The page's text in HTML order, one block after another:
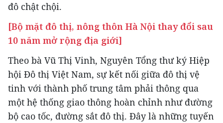
đô chật chội.
[Bộ mặt đô thị, nông thôn Hà Nội thay đổi sau
10 năm mở rộng địa giới]
Theo bà Vũ Thị Vinh, Nguyên Tổng thư ký Hiệp
hội Đô thị Việt Nam, sự kết nối giữa đô thị vệ
tinh với thành phố trung tâm phải thông qua
một hệ thống giao thông hoàn chỉnh như đường
bộ cao tốc, đường sắt đô thị. Đây là những tuyến